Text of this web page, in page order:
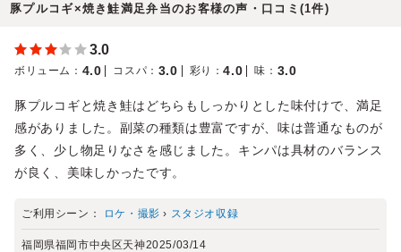
豚プルコギ×焼き鮭満足弁当のお客様の声・口コミ(1件)
3.0
ボリューム ： 4.0 コスパ ： 3.0 彩り ：4.0 味 ： 3.0
豚プルコギと焼き鮭はどちらもしっかりとした味付けで、満足
感がありました。副菜の種類は豊富ですが、味は普通なものが
多く、少し物足りなさを感じました。キンパは具材のバランス
が良く、美味しかったです。
ご利用シーン： ロケ・撮影 › スタジオ収録
福岡県福岡市中央区天神2025/03/14